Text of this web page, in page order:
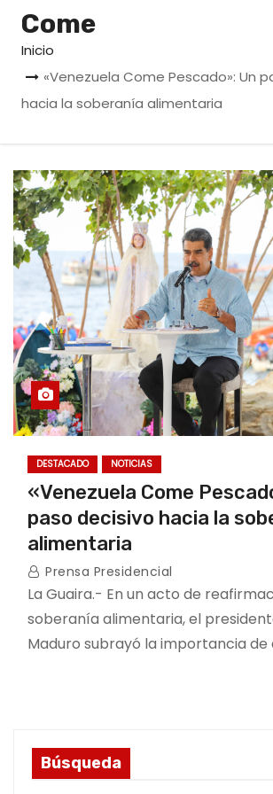
Come
Inicio
«Venezuela Come Pescado»: Un
hacia la soberanía alimentaria
DESTACADO NOTICIAS
«Venezuela Come
paso decisivo hacia la
alimentaria
Prensa Presidencial
La Guaira.- En un acto de
soberanía alimentaria, el
Maduro subrayó la importancia de
Búsqueda